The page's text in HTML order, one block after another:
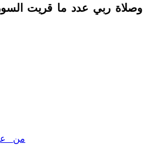
وصلاة ربي عدد ما قريت
من_